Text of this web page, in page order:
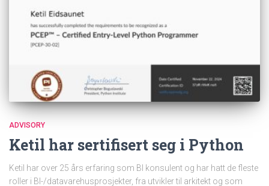
ADVISORY
Ketil har sertifisert seg i Python
Ketil har over 25 års erfaring som BI konsulent og har hatt de fleste
roller i BI-/datavarehusprosjekter, fra utvikler til arkitekt og som